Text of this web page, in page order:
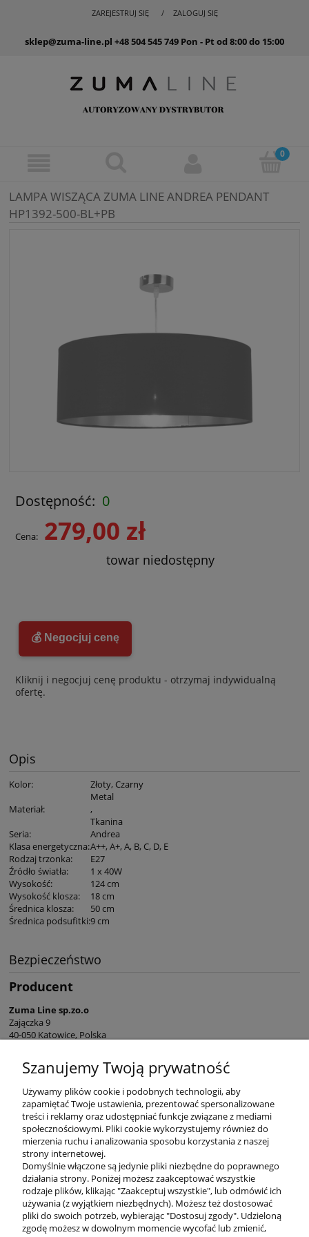
ZAREJESTRUJ SIĘ ZALOGUJ SIĘ
sklep@zuma-line.pl +48 504 545 749 Pon - Pt od 8:00 do 15:00
LAMPA WISZĄCA ZUMA LINE ANDREA PENDANT
HP1392-500-BL+PB
Dostępność: 0
Cena: 279,00 zł
towar niedostępny
💰 Negocjuj cenę
Kliknij i negocjuj cenę produktu - otrzymaj indywidualną
ofertę.
Opis
Kolor:
Złoty, Czarny
Materiał:
Metal
,
Tkanina
Seria:
Andrea
Klasa energetyczna:A++, A+, A, B, C, D, E
Rodzaj trzonka:
E27
Źródło światła:
1 x 40W
Wysokość:
124 cm
Wysokość klosza:
18 cm
Średnica klosza:
50 cm
Średnica podsufitki:9 cm
Bezpieczeństwo
Producent
Zuma Line sp.zo.o
Zajączka 9
40-050 Katowice, Polska
+48 32 730 66 10
KONTAKT
DODATKOWE
Szanujemy Twoją prywatność
Używamy plików cookie i podobnych technologii, aby
zapamiętać Twoje ustawienia, prezentować spersonalizowane
treści i reklamy oraz udostępniać funkcje związane z mediami
społecznościowymi. Pliki cookie wykorzystujemy również do
mierzenia ruchu i analizowania sposobu korzystania z naszej
strony internetowej.
Domyślnie włączone są jedynie pliki niezbędne do poprawnego
działania strony. Poniżej możesz zaakceptować wszystkie
rodzaje plików, klikając "Zaakceptuj wszystkie", lub odmówić ich
używania (z wyjątkiem niezbędnych). Możesz też dostosować
pliki do swoich potrzeb, wybierając "Dostosuj zgody". Udzieloną
zgodę możesz w dowolnym momencie wycofać lub zmienić,